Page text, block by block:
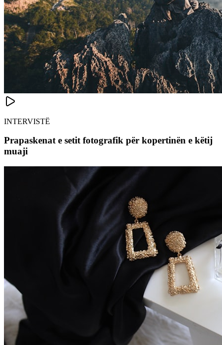
INTERVISTË
Prapaskenat e setit fotografik për kopertinën e këtij
muaji